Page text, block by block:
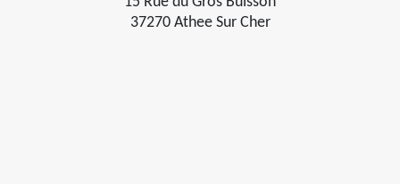
37270 Athee Sur Cher